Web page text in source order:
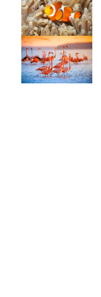
Фото: Wikipedia.org